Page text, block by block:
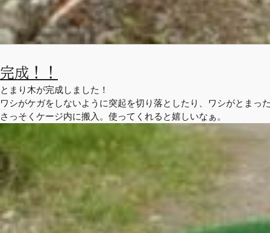
完成！！
とまり木が完成しました！
ワシがケガをしないように突起を切り落としたり、ワシがとまっ
さっそくケージ内に搬入。使ってくれると嬉しいなぁ。